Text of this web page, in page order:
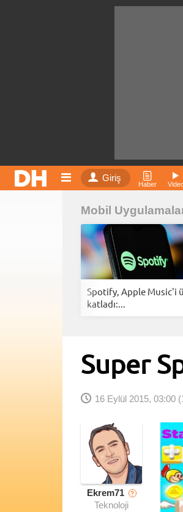
Giriş
Haber
Mobil
Spotify, Apple Music'i
katladı:...
Super
16 Eylül 2015, 03:00
Ekrem71 ?
Teknoloji